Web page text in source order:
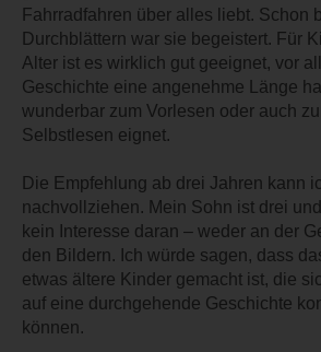
Fahrradfahren über alles liebt. Schon
Durchblättern war sie begeistert. Für
Alter ist es wirklich gut geeignet, vor
Geschichte eine angenehme Länge
wunderbar zum Vorlesen oder auch
Selbstlesen eignet.
Die Empfehlung ab drei Jahren kann
nachvollziehen. Mein Sohn ist drei
kein Interesse daran – weder an der
den Bildern. Ich würde sagen, dass
etwas ältere Kinder gemacht ist, die
auf eine durchgehende Geschichte
können.